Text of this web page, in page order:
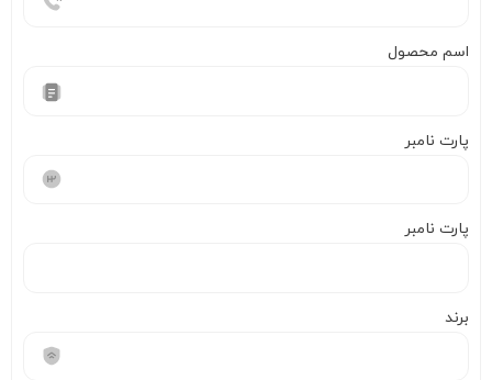
اسم محصول
پارت نامبر
پارت نامبر
برند